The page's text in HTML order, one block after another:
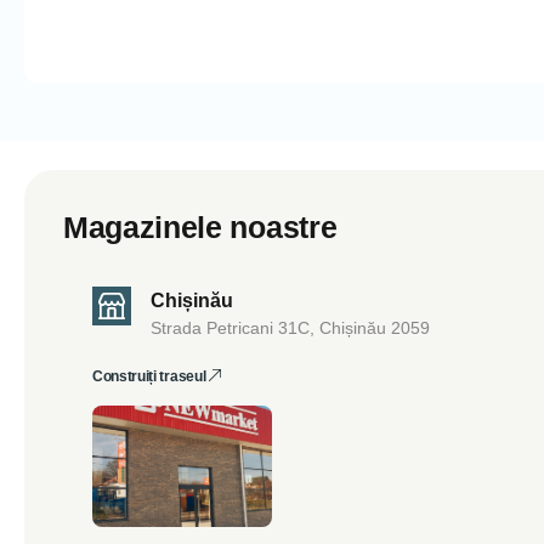
Magazinele noastre
Chișinău
Strada Petricani 31C, Chișinău 2059
Construiți traseul